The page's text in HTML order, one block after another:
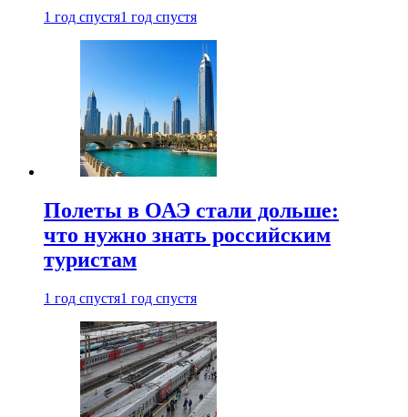
1 год спустя1 год спустя
Полеты в ОАЭ стали дольше:
что нужно знать российским
туристам
1 год спустя1 год спустя